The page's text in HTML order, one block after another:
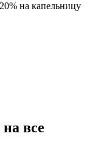
на капельницу
на все